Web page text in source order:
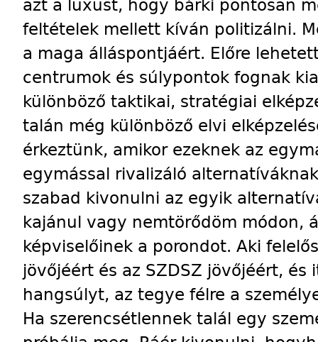
azt a luxust, hogy bárki pontosan
feltételek mellett kíván politizálni.
a maga álláspontjáért. Előre
centrumok és súlypontok fognak
különböző taktikai, stratégiai
talán még különböző elvi
érkeztünk, amikor ezeknek az
egymással rivalizáló
szabad kivonulni az egyik
kajánul vagy nemtörődöm módon,
képviselőinek a porondot. Aki
jövőjéért és az SZDSZ jövőjéért, és
hangsúlyt, az tegye félre a
Ha szerencsétlennek talál egy